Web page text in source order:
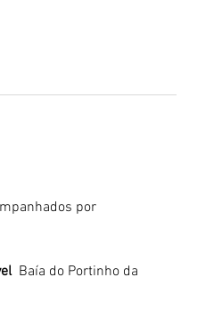
por
Baía do Portinho da